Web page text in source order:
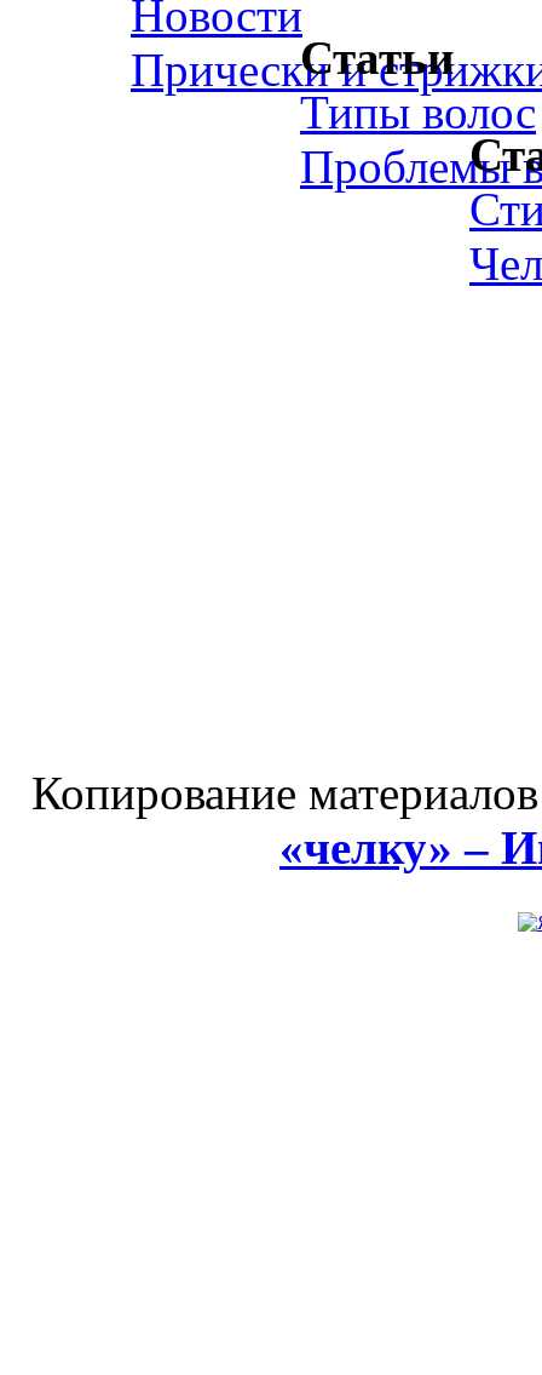
Новости
Прически иСтатьи
Типы волос
Проблемы
Копирование
«челку» –